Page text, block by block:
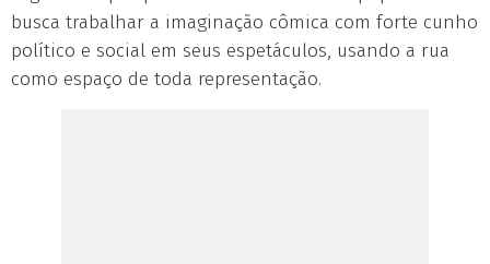
busca trabalhar a imaginação cômica com forte cunho
político e social em seus espetáculos, usando a rua
como espaço de toda representação.